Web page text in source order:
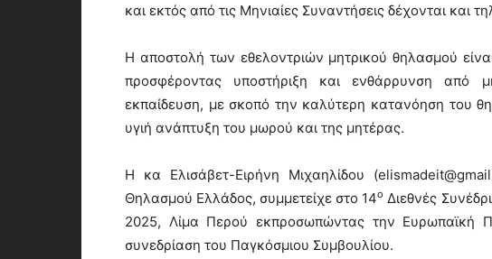
και εκτός από τις Μηνιαίες Συναντήσεις δέχονται και
Η αποστολή των εθελοντριών μητρικού θηλασμού
προσφέροντας υποστήριξη και ενθάρρυνση από
εκπαίδευση, με σκοπό την καλύτερη κατανόηση του
υγιή ανάπτυξη του μωρού και της μητέρας.
Η κα Ελισάβετ-Ειρήνη Μιχαηλίδου
Θηλασμού Ελλάδος, συμμετείχε στο 14ο Διεθνές
2025, Λίμα Περού εκπροσωπώντας την Ευρωπαϊκή
συνεδρίαση του Παγκόσμιου Συμβουλίου.